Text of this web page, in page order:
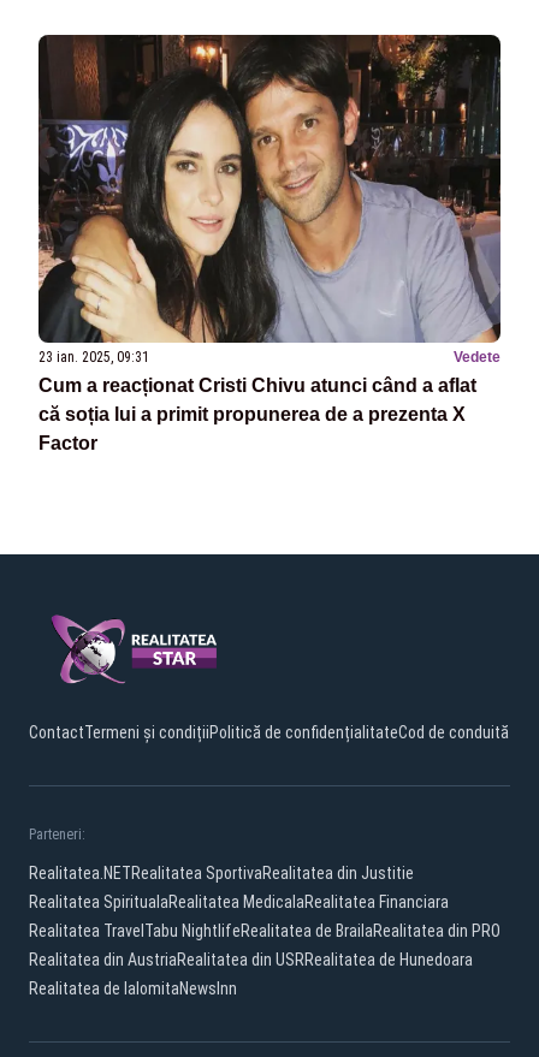
23 ian. 2025, 09:31 Vedete
Cum a reacționat Cristi Chivu atunci când a aflat
că soția lui a primit propunerea de a prezenta X
Factor
ContactTermeni și condițiiPolitică de confidențialitateCod de conduită
Parteneri:
Realitatea.NETRealitatea SportivaRealitatea din Justitie
Realitatea SpiritualaRealitatea MedicalaRealitatea Financiara
Realitatea Travel Tabu NightlifeRealitatea de BrailaRealitatea din PRO
Realitatea din AustriaRealitatea din USRRealitatea de Hunedoara
Realitatea de IalomitaNewsInn